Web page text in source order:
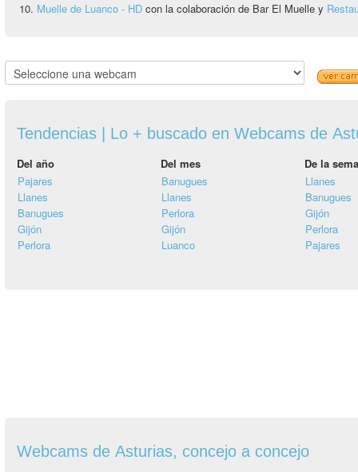
Muelle de Luanco - HD con la colaboración de Bar El Muelle y
Tendencias | Lo + buscado en Webcams de
Del año Del mes
De la
Pajares
Llanes
Banugues
Gijón
Perlora
Banugues
Llanes
Perlora
Gijón
Luanco
Llanes
Banugues
Gijón
Perlora
Pajares
Webcams de Asturias, concejo a concejo